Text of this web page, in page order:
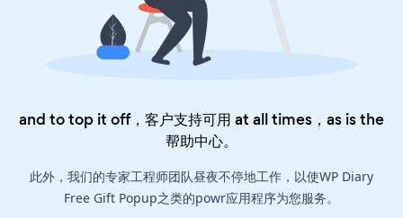
and to top it off，客户支持可用 at all times，as is the
帮助中心。
此外，我们的专家工程师团队昼夜不停地工作，以使WP Diary
Free Gift Popup之类的powr应用程序为您服务。